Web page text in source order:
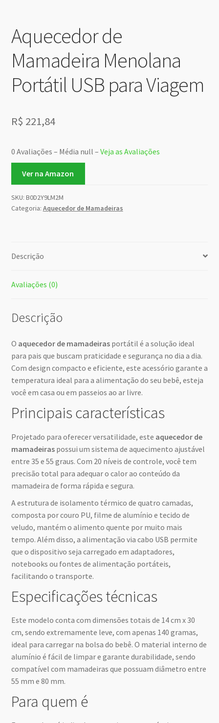
Aquecedor de
Mamadeira Menolana
Portátil USB para Viagem
R$ 221,84
0 Avaliações – Média null – Veja as Avaliações
Ver na Amazon
SKU: B0D2Y9LM2M
Categoria: Aquecedor de Mamadeiras
Descrição
Avaliações (0)
Descrição
O aquecedor de mamadeirasportátil é a solução ideal
para pais que buscam praticidade e segurança no dia a dia.
Com design compacto e eficiente, este acessório garante a
temperatura ideal para a alimentação do seu bebê, esteja
você em casa ou em passeios ao ar livre.
Principais características
Projetado para oferecer versatilidade, este aquecedor de
mamadeiraspossui um sistema de aquecimento ajustável
entre 35 e 55 graus. Com 20 níveis de controle, você tem
precisão total para adequar o calor ao conteúdo da
mamadeira de forma rápida e segura.
A estrutura de isolamento térmico de quatro camadas,
composta por couro PU, filme de alumínio e tecido de
veludo, mantém o alimento quente por muito mais
tempo. Além disso, a alimentação via cabo USB permite
que o dispositivo seja carregado em adaptadores,
notebooks ou fontes de alimentação portáteis,
facilitando o transporte.
Especificações técnicas
Este modelo conta com dimensões totais de 14 cm x 30
cm, sendo extremamente leve, com apenas 140 gramas,
ideal para carregar na bolsa do bebê. O material interno de
alumínio é fácil de limpar e garante durabilidade, sendo
compatível com mamadeiras que possuam diâmetro entre
55 mm e 80 mm.
Para quem é